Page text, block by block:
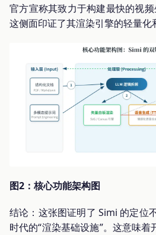
官方宣称其致力于构建最快的视频
这侧面印证了其渲染引擎的轻量化
图2：核心功能架构图
结论：这张图证明了 Simi 的定位
时代的“渲染基础设施”。这意味